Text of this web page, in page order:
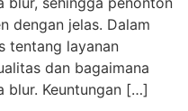
dengan jelas. Dalam
tentang layanan
dan bagaimana
blur. Keuntungan […]